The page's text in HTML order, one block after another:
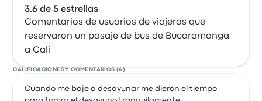
3.6 de 5 estrellas
Comentarios de usuarios de viajeros que
reservaron un pasaje de bus de Bucaramanga
a Cali
CALIFICACIONES Y COMENTARIOS (6)
Cuando me baje a desayunar me dieron el tiempo